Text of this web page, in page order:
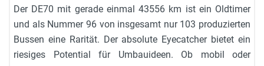
Der DE70 mit gerade einmal 43556 km ist ein Oldtimer
und als Nummer 96 von insgesamt nur 103 produzierten
Bussen eine Rarität. Der absolute Eyecatcher bietet ein
riesiges Potential für Umbauideen. Ob mobil oder